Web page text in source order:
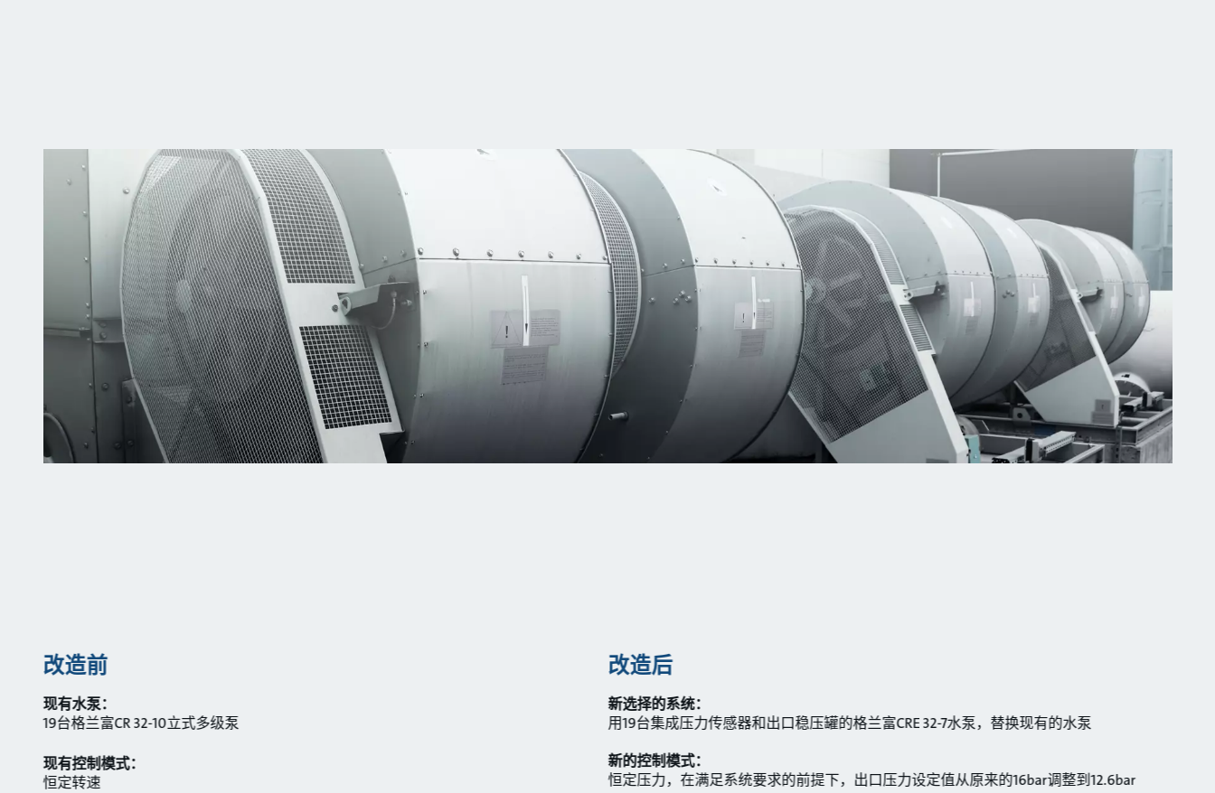
改造前
现有水泵：
19台格兰富CR 32-10立式多级泵
现有控制模式：
恒定转速
改造后
新选择的系统：
用19台集成压力传感器和出口稳压罐的格兰富CRE 32-7水泵，替换现有的水泵
新的控制模式：
恒定压力，在满足系统要求的前提下，出口压力设定值从原来的16bar调整到12.6bar